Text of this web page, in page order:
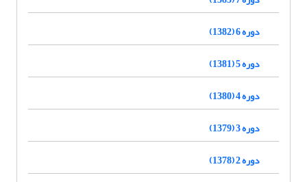
دوره 6 (1382)
دوره 5 (1381)
دوره 4 (1380)
دوره 3 (1379)
دوره 2 (1378)